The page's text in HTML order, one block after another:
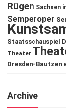
Rügen Sachsen
Semperoper
Staatsschauspiel
Theater
Dresden-Bautzen
Archive